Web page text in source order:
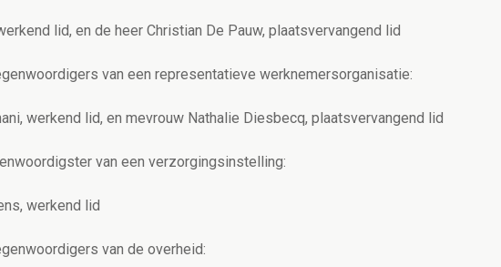
lid, en de heer Christian De Pauw, plaatsvervangend lid
van een representatieve werknemersorganisatie:
werkend lid, en mevrouw Nathalie Diesbecq, plaatsvervangend lid
van een verzorgingsinstelling:
werkend lid
van de overheid: